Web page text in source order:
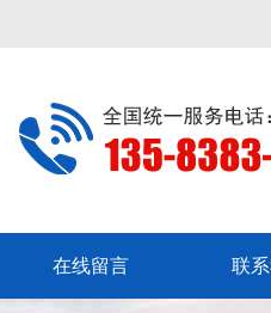
在线留言 联